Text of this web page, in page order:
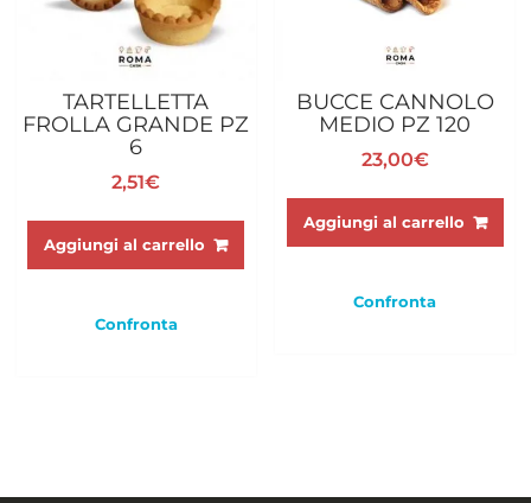
TARTELLETTA
FROLLA GRANDE PZ
6
2,51€
Aggiungi al carrello
Confronta
BUCCE CANNOLO
MEDIO PZ 120
23,00€
Aggiungi al carrello
Confronta